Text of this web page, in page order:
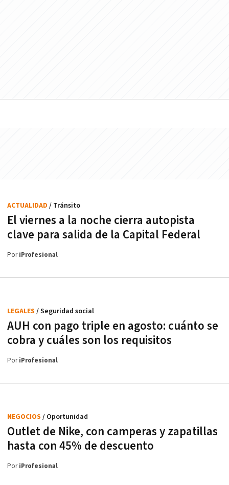
El viernes a la noche cierra autopista
clave para salida de la Capital Federal
ACTUALIDAD / Tránsito
PoriProfesional
AUH con pago triple en agosto: cuánto se
cobra y cuáles son los requisitos
LEGALES / Seguridad social
PoriProfesional
Outlet de Nike, con camperas y zapatillas
hasta con 45% de descuento
NEGOCIOS / Oportunidad
PoriProfesional